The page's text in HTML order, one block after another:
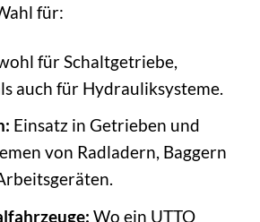
für:
für Schaltgetriebe,
auch für Hydrauliksysteme.
Einsatz in Getrieben und
von Radladern, Baggern
Wo ein UTTO